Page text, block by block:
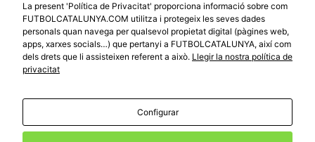
Temes Federatius
Futbol Catalunya
Promocions
Sortejos
Participació
Especials
Copa Catalunya Absoluta 2019
Copa del Rei 2019 - 2020
© 2010 - 2026FutbolCatalunya.com
La present 'Política de Privacitat' proporciona informació sobre com
FUTBOLCATALUNYA.COM utilitza i protegeix les seves dades
personals quan navega per qualsevol propietat digital (pàgines web,
apps, xarxes socials…) que pertanyi a FUTBOLCATALUNYA, així com
dels drets que li assisteixen referent a això. Llegir la nostra política de
privacitat
Configurar